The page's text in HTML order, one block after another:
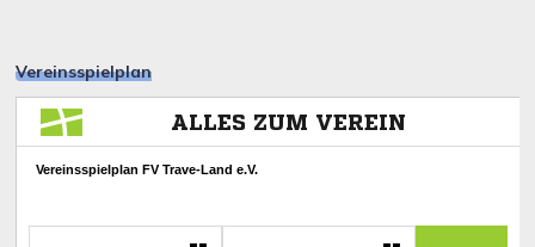
Vereinsspielplan